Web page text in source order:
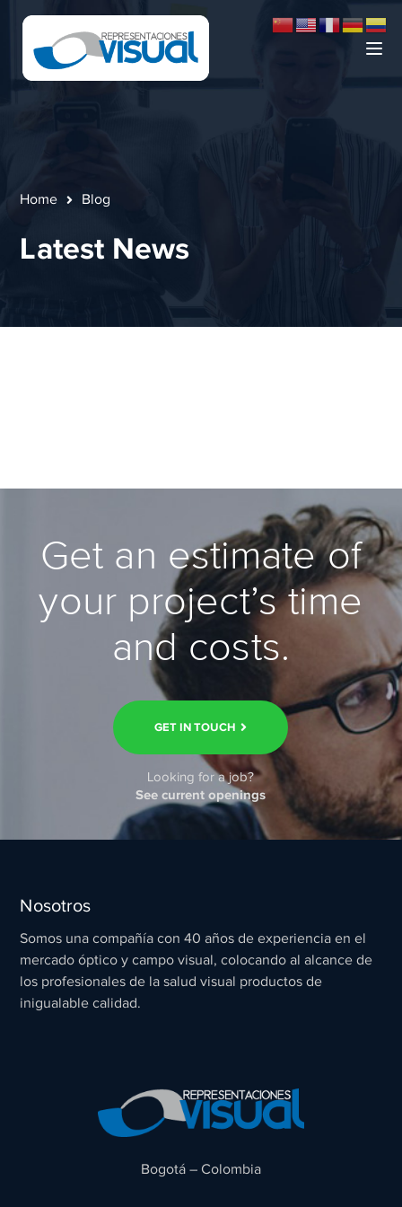
Home Blog
Latest News
Get an estimate of
your project’s time
and costs.
GET IN TOUCH
Looking for a job?
See current openings
Nosotros
Somos una compañía con 40 años de experiencia en el
mercado óptico y campo visual, colocando al alcance de
los profesionales de la salud visual productos de
inigualable calidad.
Bogotá – Colombia